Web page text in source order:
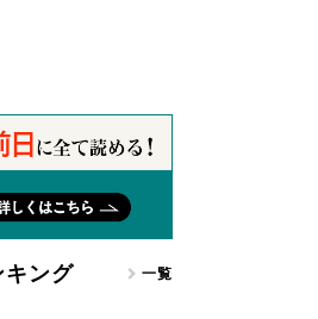
キング 一覧